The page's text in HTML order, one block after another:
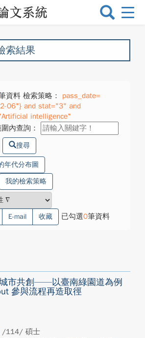
選
換
索結果
資料 檢索策略：
pass_date=
06"} and stat="3" and
intelligence"
內查詢：
搜尋
年代分布圖
我的檢索策略
E-mail 收藏 已勾選0筆資料
市共創——以臺南綠園道為例
參與流程再造取徑
/114/ 碩士